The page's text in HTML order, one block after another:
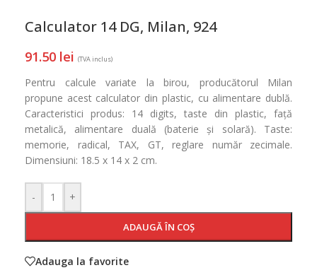
Calculator 14 DG, Milan, 924
91.50 lei (TVA inclus)
Pentru calcule variate la birou, producătorul Milan
propune acest calculator din plastic, cu alimentare dublă.
Caracteristici produs: 14 digits, taste din plastic, față
metalică, alimentare duală (baterie și solară). Taste:
memorie, radical, TAX, GT, reglare număr zecimale.
Dimensiuni: 18.5 x 14 x 2 cm.
- +
ADAUGĂ ÎN COȘ
Adauga la favorite